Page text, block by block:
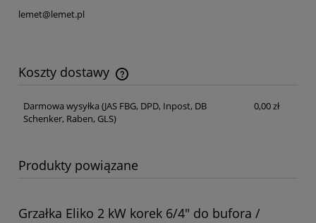
lemet@lemet.pl
Koszty dostawy
Cena nie zawiera ewentualnych kosztów płatności
Darmowa wysyłka (JAS FBG, DPD, Inpost, DB
Schenker, Raben, GLS)
0,00 zł
Produkty powiązane
Grzałka Eliko 2 kW korek 6/4" do bufora /